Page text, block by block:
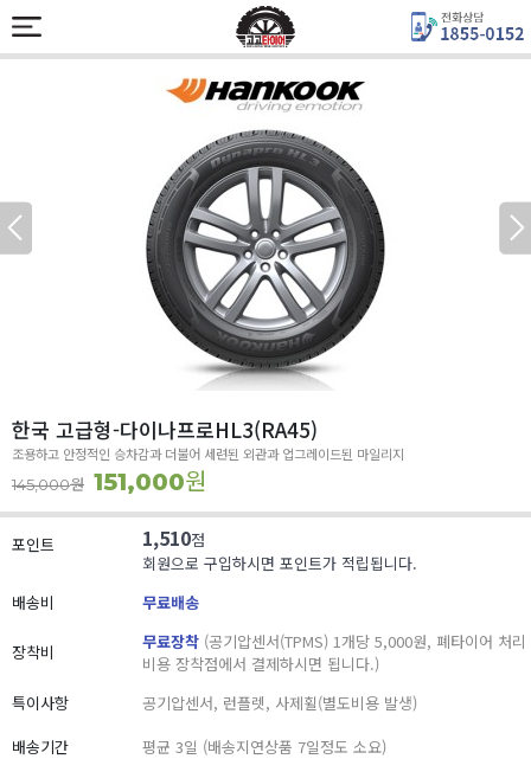
한국 고급형-다이나프로HL3(RA45)
조용하고 안정적인 승차감과 더불어 세련된 외관과 업그레이드된 마일리지
145,000원 151,000원
포인트 1,510점
회원으로 구입하시면 포인트가 적립됩니다.
배송비
무료배송
장착비 무료장착 (공기압센서(TPMS) 1개당 5,000원, 폐타이어 처리
비용 장착점에서 결제하시면 됩니다.)
특이사항
공기압센서, 런플렛, 사제휠(별도비용 발생)
배송기간
평균 3일 (배송지연상품 7일정도 소요)